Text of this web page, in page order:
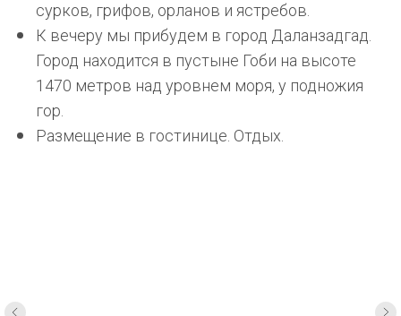
сурков, грифов, орланов и ястребов.
К вечеру мы прибудем в город Даланзадгад.
Город находится в пустыне Гоби на высоте
1470 метров над уровнем моря, у подножия
гор.
Размещение в гостинице. Отдых.